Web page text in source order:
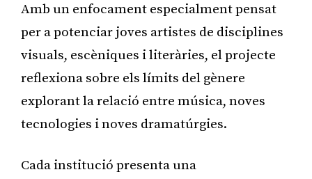
Amb un enfocament especialment pensat
per a potenciar joves artistes de disciplines
visuals, escèniques i literàries, el projecte
reflexiona sobre els límits del gènere
explorant la relació entre música, noves
tecnologies i noves dramatúrgies.
Cada institució presenta una